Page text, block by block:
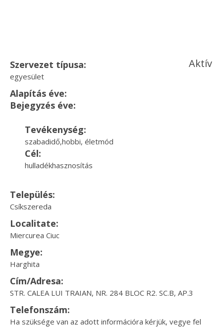
Szervezet típusa:
egyesület
Aktív
Alapítás éve:
Bejegyzés éve:
Tevékenység:
szabadidő,hobbi, életmód
Cél:
hulladékhasznosítás
Település:
Csíkszereda
Localitate:
Miercurea Ciuc
Megye:
Harghita
Cím/Adresa:
STR. CALEA LUI TRAIAN, NR. 284 BLOC R2. SC.B, AP.3
Telefonszám:
Ha szüksége van az adott információra kérjük, vegye fel